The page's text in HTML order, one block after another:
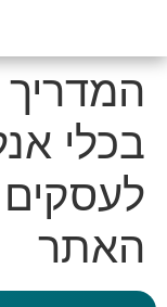
בכלי
לעסקים
האתר